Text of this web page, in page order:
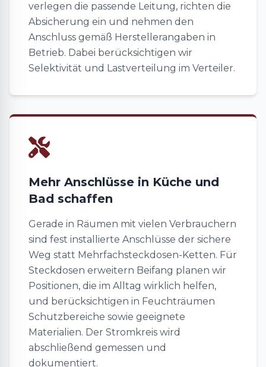
verlegen die passende Leitung, richten die
Absicherung ein und nehmen den
Anschluss gemäß Herstellerangaben in
Betrieb. Dabei berücksichtigen wir
Selektivität und Lastverteilung im Verteiler.
Mehr Anschlüsse in Küche und
Bad schaffen
Gerade in Räumen mit vielen Verbrauchern
sind fest installierte Anschlüsse der sichere
Weg statt Mehrfachsteckdosen-Ketten. Für
Steckdosen erweitern Beifang planen wir
Positionen, die im Alltag wirklich helfen,
und berücksichtigen in Feuchträumen
Schutzbereiche sowie geeignete
Materialien. Der Stromkreis wird
abschließend gemessen und
dokumentiert.